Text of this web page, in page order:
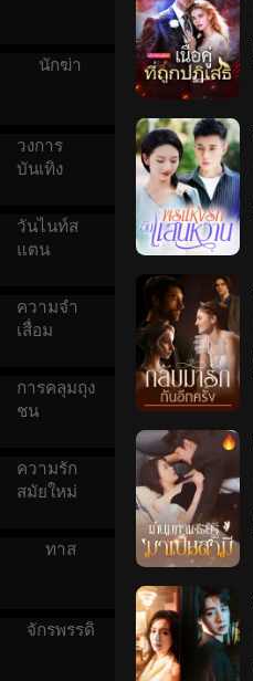
นักฆ่า
วงการ
บันเทิง
วันไนท์ส
แตน
ความจำ
เสื่อม
การคลุมถุง
ชน
ความรัก
สมัยใหม่
ทาส
จักรพรรดิ